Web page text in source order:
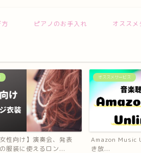
方 ピアノのお手入れ オススメ
ビス
Music Unlimitedで音楽聴
発表会
ピアノ発表会に
プレゼントって